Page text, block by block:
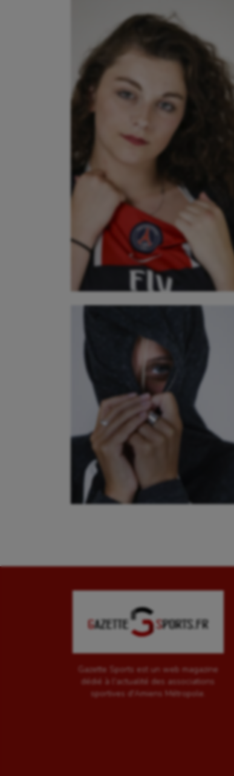
Aéronautique
Athlétisme
Auto
Balle à la main
Baseball
Boules lyonnaises
Canoë-kayak
Cerf Volant
Cheerleading
Gazette Sports est un web magazine
dédié à l'actualité des associations
sportives d'Amiens Métropole.